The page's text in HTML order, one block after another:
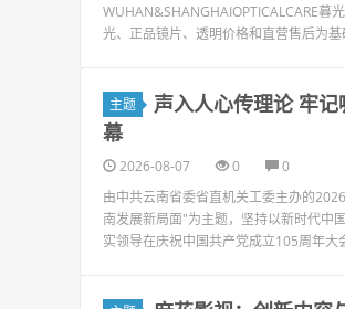
WUHAN&SHANGHAIOPTICALCARE暮
光、正品镜片、透明价格和直营售后为
主题
声入人心传理论 牢
幕
2026-08-07 0
0
由中共云南省委省直机关工委主办的
南发展新局面"为主题，坚持以新时代中
实领导在庆祝中国共产党成立105周年